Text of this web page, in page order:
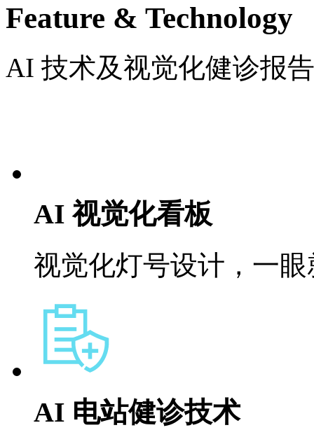
Feature & Technology
AI 技术及视觉化健诊报告
AI 视觉化看板
视觉化灯号设计，
AI 电站健诊技术